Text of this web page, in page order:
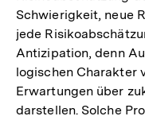
Schwierigkeit, neue
jede
Antizipation, denn
logischen Charakter
Erwartungen über
darstellen. Solche